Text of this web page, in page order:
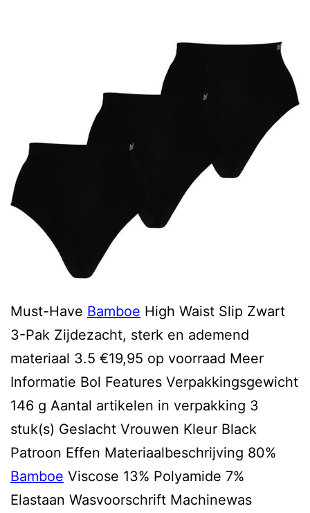
Must-Have Bamboe High Waist Slip Zwart
3-Pak Zijdezacht, sterk en ademend
materiaal 3.5 €19,95 op voorraad Meer
Informatie Bol Features Verpakkingsgewicht
146 g Aantal artikelen in verpakking 3
stuk(s) Geslacht Vrouwen Kleur Black
Patroon Effen Materiaalbeschrijving 80%
Bamboe Viscose 13% Polyamide 7%
Elastaan Wasvoorschrift Machinewas